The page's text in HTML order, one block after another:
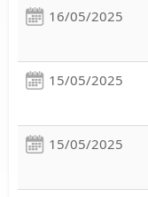
16/05/2025
15/05/2025
15/05/2025